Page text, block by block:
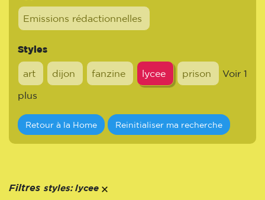
Emissions rédactionnelles
Styles
art dijon fanzine lycee prison Voir 1
plus
Retour à la Home Reinitialiser ma recherche
Filtres styles: lycee